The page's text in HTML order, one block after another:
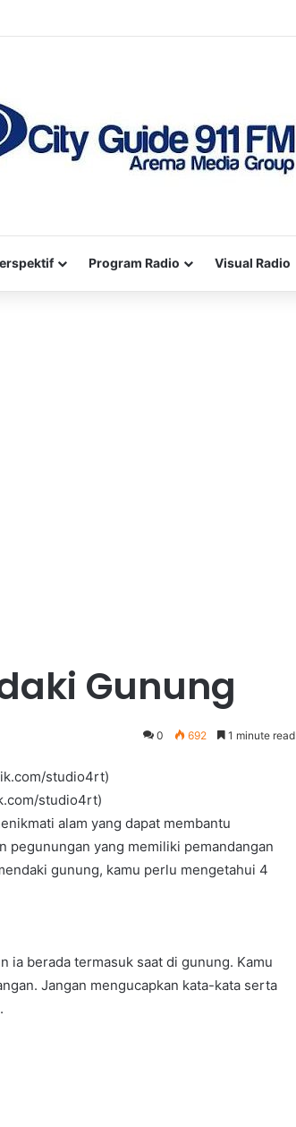
Program Radio Visual Radio
Gunung
0 692 1 minute read
studio4rt)
alam yang dapat membantu
pegunungan yang memiliki pemandangan
gunung, kamu perlu mengetahui 4
ia berada termasuk saat di gunung. Kamu
Jangan mengucapkan kata-kata serta